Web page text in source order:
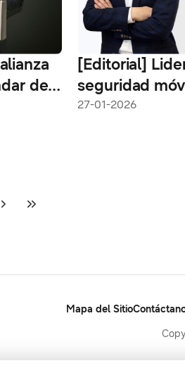
de
digital
[Editorial]
seguridad
estrategia
27-01-2026
Mapa del Sitio